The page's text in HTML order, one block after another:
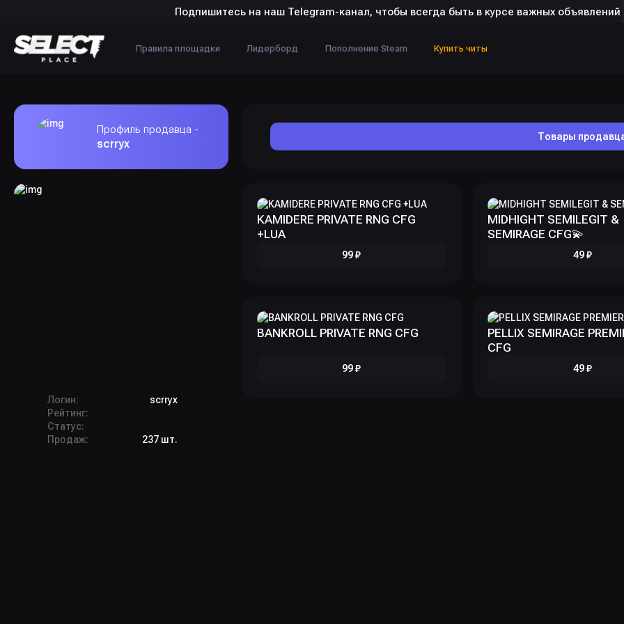
Подпишитесь на наш Telegram-канал, чтобы всегда быть в курсе важных объявлений
Правила площадки Лидерборд Пополнение Steam Купить читы
Профиль продавца -
scrryx
Товары
Логин:
scrryx
Рейтинг:
Статус:
Продаж:
237 шт.
KAMIDERE PRIVATE RNG CFG
+LUA
99 ₽
MIDHIGHT SEMILEGIT &
SEMIRAGE CFG💫
49 ₽
BANKROLL PRIVATE RNG CFG
99 ₽
PELLIX SEMIRAGE
CFG
49 ₽